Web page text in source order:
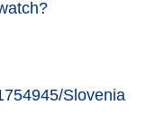
Slovenia